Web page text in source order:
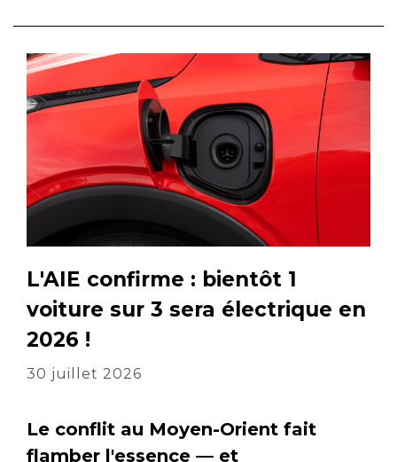
L'AIE confirme : bientôt 1
voiture sur 3 sera électrique en
2026 !
30 juillet 2026
Le conflit au Moyen-Orient fait
flamber l'essence — et